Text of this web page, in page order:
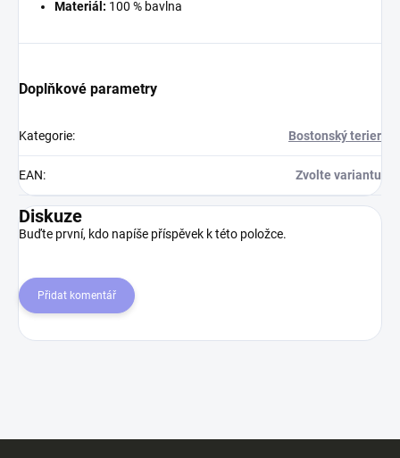
Materiál: 100 % bavlna
Doplňkové parametry
Kategorie: Bostonský terier
EAN: Zvolte variantu
Diskuze
Buďte první, kdo napíše příspěvek k této položce.
Přidat komentář